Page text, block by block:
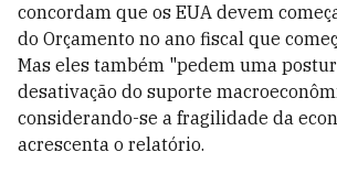
concordam que os EUA devem
do Orçamento no ano fiscal que
Mas eles também "pedem uma
desativação do suporte
considerando-se a fragilidade da
acrescenta o relatório.